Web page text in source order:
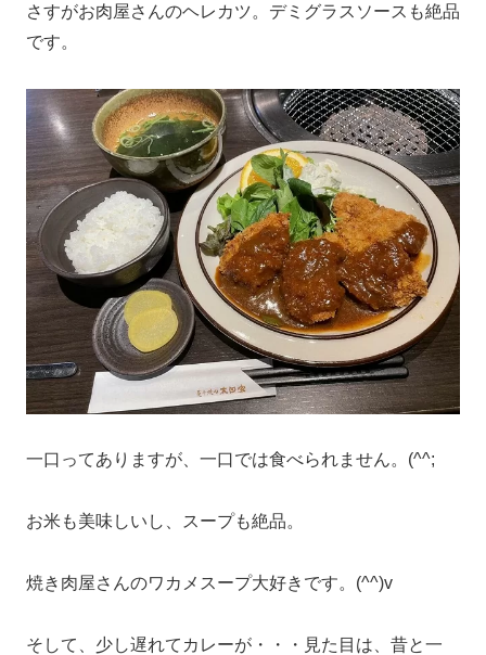
さすがお肉屋さんのヘレカツ。デミグラスソースも絶品
です。
一口ってありますが、一口では食べられません。(^^;
お米も美味しいし、スープも絶品。
焼き肉屋さんのワカメスープ大好きです。(^^)v
そして、少し遅れてカレーが・・・見た目は、昔と一